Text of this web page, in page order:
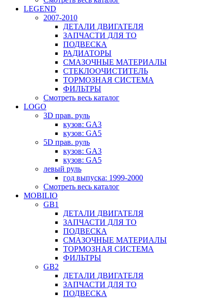
LEGEND
2007-2010
ДЕТАЛИ ДВИГАТЕЛЯ
ЗАПЧАСТИ ДЛЯ ТО
ПОДВЕСКА
РАДИАТОРЫ
СМАЗОЧНЫЕ МАТЕРИАЛЫ
СТЕКЛООЧИСТИТЕЛЬ
ТОРМОЗНАЯ СИСТЕМА
ФИЛЬТРЫ
Смотреть весь каталог
LOGO
3D прав. руль
кузов: GA3
кузов: GA5
5D прав. руль
кузов: GA3
кузов: GA5
левый руль
год выпуска: 1999-2000
Смотреть весь каталог
MOBILIO
GB1
ДЕТАЛИ ДВИГАТЕЛЯ
ЗАПЧАСТИ ДЛЯ ТО
ПОДВЕСКА
СМАЗОЧНЫЕ МАТЕРИАЛЫ
ТОРМОЗНАЯ СИСТЕМА
ФИЛЬТРЫ
GB2
ДЕТАЛИ ДВИГАТЕЛЯ
ЗАПЧАСТИ ДЛЯ ТО
ПОДВЕСКА